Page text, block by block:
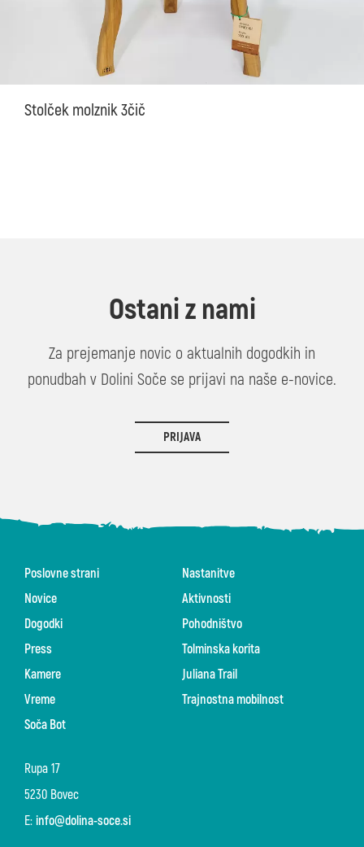
Stolček molznik 3čič
Ostani z nami
Za prejemanje novic o aktualnih dogodkih in
ponudbah v Dolini Soče se prijavi na naše e-novice.
PRIJAVA
Rupa 17
5230 Bovec
E: info@dolina-soce.si
Poslovne strani
Novice
Dogodki
Press
Kamere
Vreme
Soča Bot
Nastanitve
Aktivnosti
Pohodništvo
Tolminska korita
Juliana Trail
Trajnostna mobilnost